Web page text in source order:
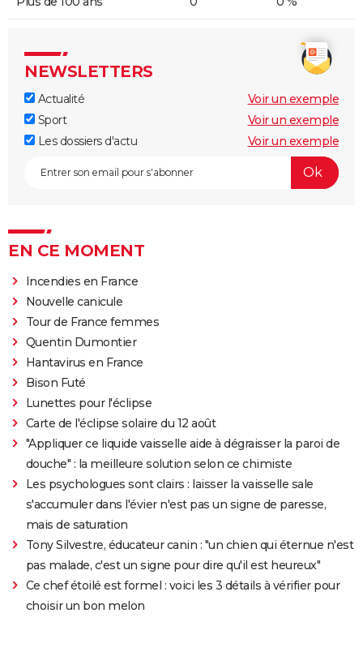
NEWSLETTERS
Actualité
Voir un exemple
Sport
Voir un exemple
Les dossiers d'actu
Voir un exemple
EN CE MOMENT
Incendies en France
Nouvelle canicule
Tour de France femmes
Quentin Dumontier
Hantavirus en France
Bison Futé
Lunettes pour l'éclipse
Carte de l'éclipse solaire du 12 août
"Appliquer ce liquide vaisselle aide à dégraisser la paroi de
douche" : la meilleure solution selon ce chimiste
Les psychologues sont clairs : laisser la vaisselle sale
s'accumuler dans l'évier n'est pas un signe de paresse,
mais de saturation
Tony Silvestre, éducateur canin : "un chien qui éternue n'est
pas malade, c'est un signe pour dire qu'il est heureux"
Ce chef étoilé est formel : voici les 3 détails à vérifier pour
choisir un bon melon